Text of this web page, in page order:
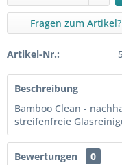
Fragen zum Artikel?
Artikel-Nr.:
Beschreibung
Bamboo Clean -
streifenfreie
Bewertungen
0